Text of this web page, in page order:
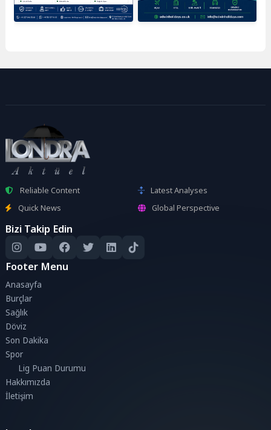
Reliable Content
Latest Analyses
Quick News
Global Perspective
Bizi Takip Edin
Footer Menu
Anasayfa
Burçlar
Sağlık
Döviz
Son Dakika
Spor
Lig Puan Durumu
Hakkımızda
İletişim